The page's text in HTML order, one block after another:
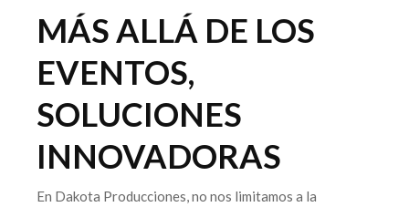
MÁS ALLÁ DE LOS
EVENTOS,
SOLUCIONES
INNOVADORAS
En Dakota Producciones, no nos limitamos a la